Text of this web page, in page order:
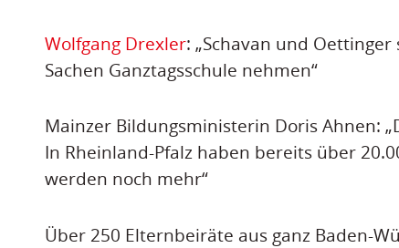
Wolfgang Drexler: „Schavan und
Sachen Ganztagsschule nehmen“
Mainzer Bildungsministerin Doris Ahnen:
In Rheinland-Pfalz haben bereits über
werden noch mehr“
Über 250 Elternbeiräte aus ganz Baden-